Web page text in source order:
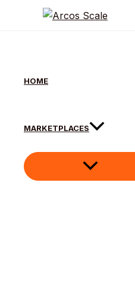
HOME
MARKETPLACES